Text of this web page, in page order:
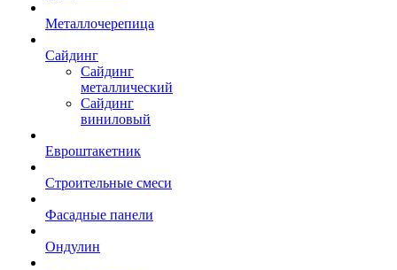
Металлочерепица
Сайдинг
Сайдинг
металлический
Сайдинг
виниловый
Евроштакетник
Строительные смеси
Фасадные панели
Ондулин